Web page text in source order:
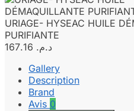
URIAGE- HYSEAC HUILE
PURIFIANTE
د.م.
Gallery
Description
Brand
Avis 0